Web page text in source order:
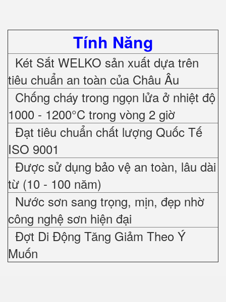
Tính Năng
Két Sắt WELKO sản xuất dựa trên
tiêu chuẩn an toàn của Châu Âu
Chống cháy trong ngọn lửa ở nhiệt độ
1000 - 1200°C trong vòng 2 giờ
Đạt tiêu chuẩn chất lượng Quốc Tế
ISO 9001
Được sử dụng bảo vệ an toàn, lâu dài
từ (10 - 100 năm)
Nước sơn sang trọng, mịn, đẹp nhờ
công nghệ sơn hiện đại
Đợt Di Động Tăng Giảm Theo Ý
Muốn